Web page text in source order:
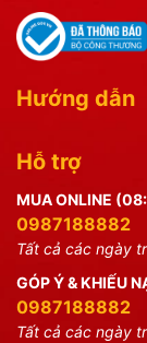
Hướng dẫn
Hỗ trợ
MUA ONLINE
0987188882
Tất cả các ngày
GÓP Ý & KHIẾU
0987188882
Tất cả các ngày